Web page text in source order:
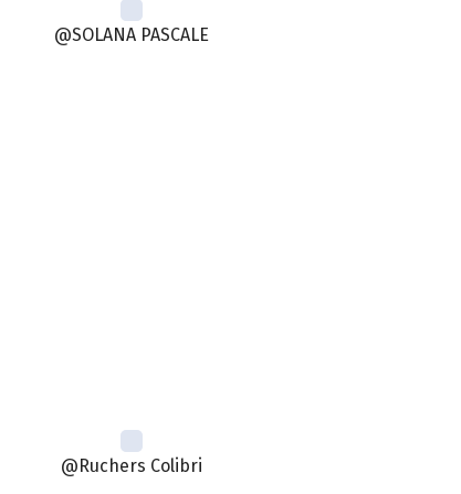
@SOLANA PASCALE
@Ruchers Colibri